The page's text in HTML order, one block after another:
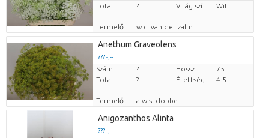
Total:
? Wit
Termelő w.c. van der zalm
Anethum Graveolens
??? -,--
Darabb ár
Szám ? Hossz
75
Total:
? Érettség 4-5
Termelő a.w.s. dobbe
Anigozanthos Alinta
??? -,--